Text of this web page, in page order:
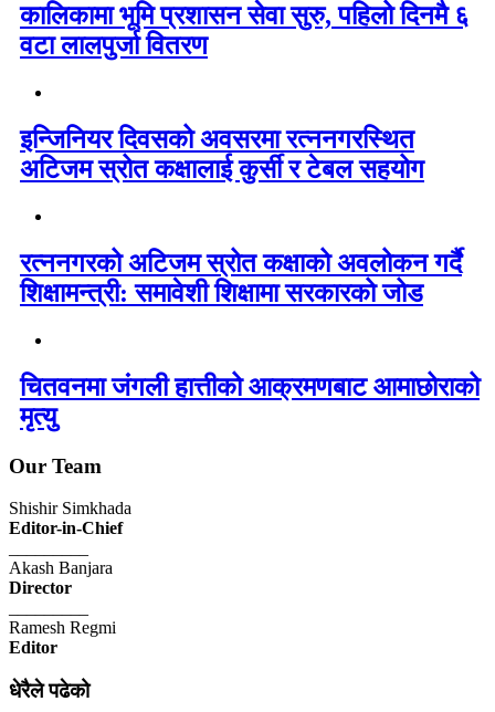
कालिकामा भूमि प्रशासन सेवा सुरु, पहिलो दिनमै ६
वटा लालपुर्जा वितरण
इन्जिनियर दिवसको अवसरमा रत्ननगरस्थित
अटिजम स्रोत कक्षालाई कुर्सी र टेबल सहयोग
रत्ननगरको अटिजम स्रोत कक्षाको अवलोकन गर्दै
शिक्षामन्त्री: समावेशी शिक्षामा सरकारको जोड
चितवनमा जंगली हात्तीको आक्रमणबाट आमाछोराको
मृत्यु
Our Team
Shishir Simkhada
Editor-in-Chief
Akash Banjara
Director
Ramesh Regmi
Editor
धेरैले पढेको